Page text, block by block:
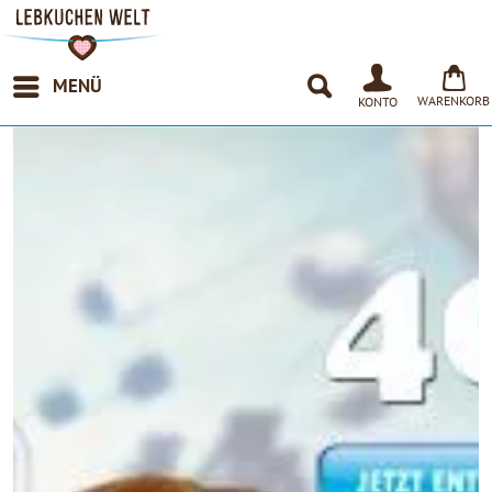
MENÜ
KONTO WARENKORB